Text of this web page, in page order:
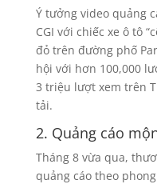
Ý tưởng video quảng
CGI với chiếc xe ô tô
đỏ trên đường phố
hội với hơn 100,000
3 triệu lượt xem trên
tải.
2. Quảng cáo
Tháng 8 vừa qua,
quảng cáo theo